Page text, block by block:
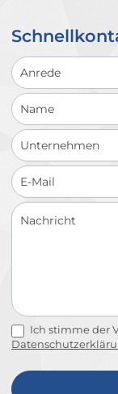
Schnellkontakt
Ich stimme der